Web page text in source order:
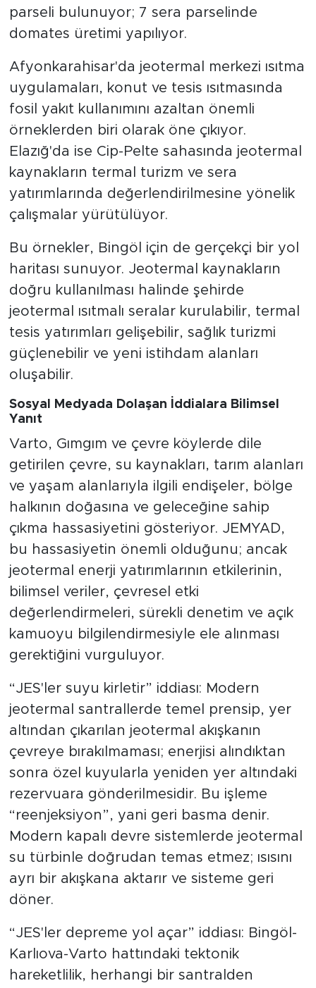
parseli bulunuyor; 7 sera parselinde
domates üretimi yapılıyor.
Afyonkarahisar'da jeotermal merkezi ısıtma
uygulamaları, konut ve tesis ısıtmasında
fosil yakıt kullanımını azaltan önemli
örneklerden biri olarak öne çıkıyor.
Elazığ'da ise Cip-Pelte sahasında jeotermal
kaynakların termal turizm ve sera
yatırımlarında değerlendirilmesine yönelik
çalışmalar yürütülüyor.
Bu örnekler, Bingöl için de gerçekçi bir yol
haritası sunuyor. Jeotermal kaynakların
doğru kullanılması halinde şehirde
jeotermal ısıtmalı seralar kurulabilir, termal
tesis yatırımları gelişebilir, sağlık turizmi
güçlenebilir ve yeni istihdam alanları
oluşabilir.
Sosyal Medyada Dolaşan İddialara Bilimsel
Yanıt
Varto, Gımgım ve çevre köylerde dile
getirilen çevre, su kaynakları, tarım alanları
ve yaşam alanlarıyla ilgili endişeler, bölge
halkının doğasına ve geleceğine sahip
çıkma hassasiyetini gösteriyor. JEMYAD,
bu hassasiyetin önemli olduğunu; ancak
jeotermal enerji yatırımlarının etkilerinin,
bilimsel veriler, çevresel etki
değerlendirmeleri, sürekli denetim ve açık
kamuoyu bilgilendirmesiyle ele alınması
gerektiğini vurguluyor.
“JES'ler suyu kirletir” iddiası: Modern
jeotermal santrallerde temel prensip, yer
altından çıkarılan jeotermal akışkanın
çevreye bırakılmaması; enerjisi alındıktan
sonra özel kuyularla yeniden yer altındaki
rezervuara gönderilmesidir. Bu işleme
“reenjeksiyon”, yani geri basma denir.
Modern kapalı devre sistemlerde jeotermal
su türbinle doğrudan temas etmez; ısısını
ayrı bir akışkana aktarır ve sisteme geri
döner.
“JES'ler depreme yol açar” iddiası: Bingöl-
Karlıova-Varto hattındaki tektonik
hareketlilik, herhangi bir santralden